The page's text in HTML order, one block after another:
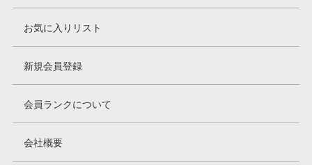
お気に入りリスト
新規会員登録
会員ランクについて
会社概要